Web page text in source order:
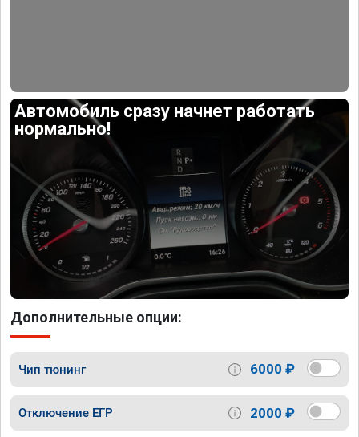
Автомобиль сразу начнет работать
нормально!
Дополнительные опции:
Чип тюнинг 6000 ₽
Отключение ЕГР 2000 ₽